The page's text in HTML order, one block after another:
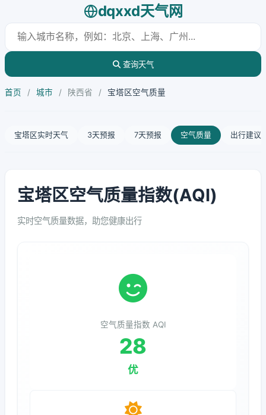
dqxxd天气网
查询天气
首页 / 城市 / 陕西省 / 宝塔区空气质量
宝塔区实时天气 3天预报 7天预报 空气质量 出行建议
宝塔区空气质量指数(AQI)
实时空气质量数据，助您健康出行
空气质量指数 AQI
28
优